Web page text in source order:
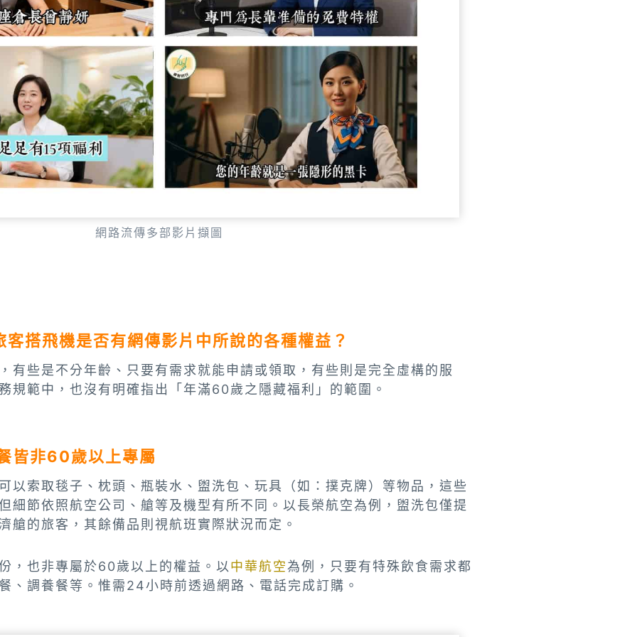
網路流傳多部影片擷圖
搭飛機是否有網傳影片中所說的各種權益？
有些是不分年齡、只要有需求就能申請或領取，有些則是完全虛構的服
規範中，也沒有明確指出「年滿60歲之隱藏福利」的範圍。
皆非60歲以上專屬
以索取毯子、枕頭、瓶裝水、盥洗包、玩具（如：撲克牌）等物品，這些
細節依照航空公司、艙等及機型有所不同。以長榮航空為例，盥洗包僅提
艙的旅客，其餘備品則視航班實際狀況而定。
，也非專屬於60歲以上的權益。以 中華航空為例，只要有特殊飲食需求都
、調養餐等。惟需24小時前透過網路、電話完成訂購。